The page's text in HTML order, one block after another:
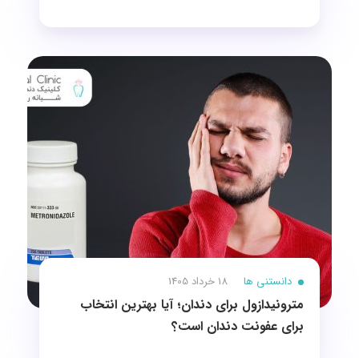
دانستنی ها 18 خرداد 1405
مترونیدازول برای دندان؛ آیا بهترین انتخاب
برای عفونت دندان است؟